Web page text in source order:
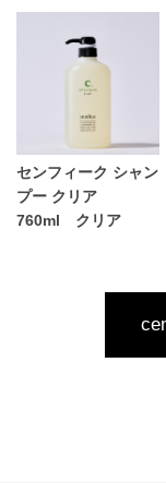
センフィーク シャン
プー クリア
760ml クリア